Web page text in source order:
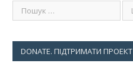
DONATE. ПІДТРИМАТИ ПРОЕКТ